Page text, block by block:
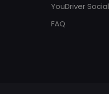
YouDriver Social
FAQ